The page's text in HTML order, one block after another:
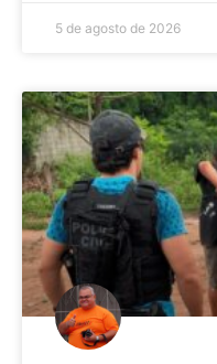
5 de agosto de 2026